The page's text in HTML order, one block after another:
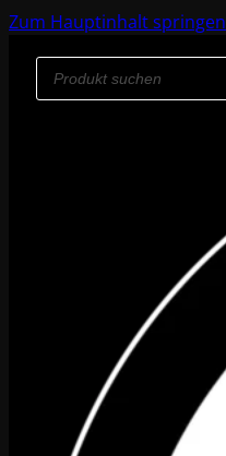
Zum Hauptinhalt springen
Products
search